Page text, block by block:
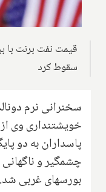
سقوط کرد
سخنرانی نرم
خویشتنداری وی
پاسداران به دو
چشمگیر و
بورسهای غربی شد.